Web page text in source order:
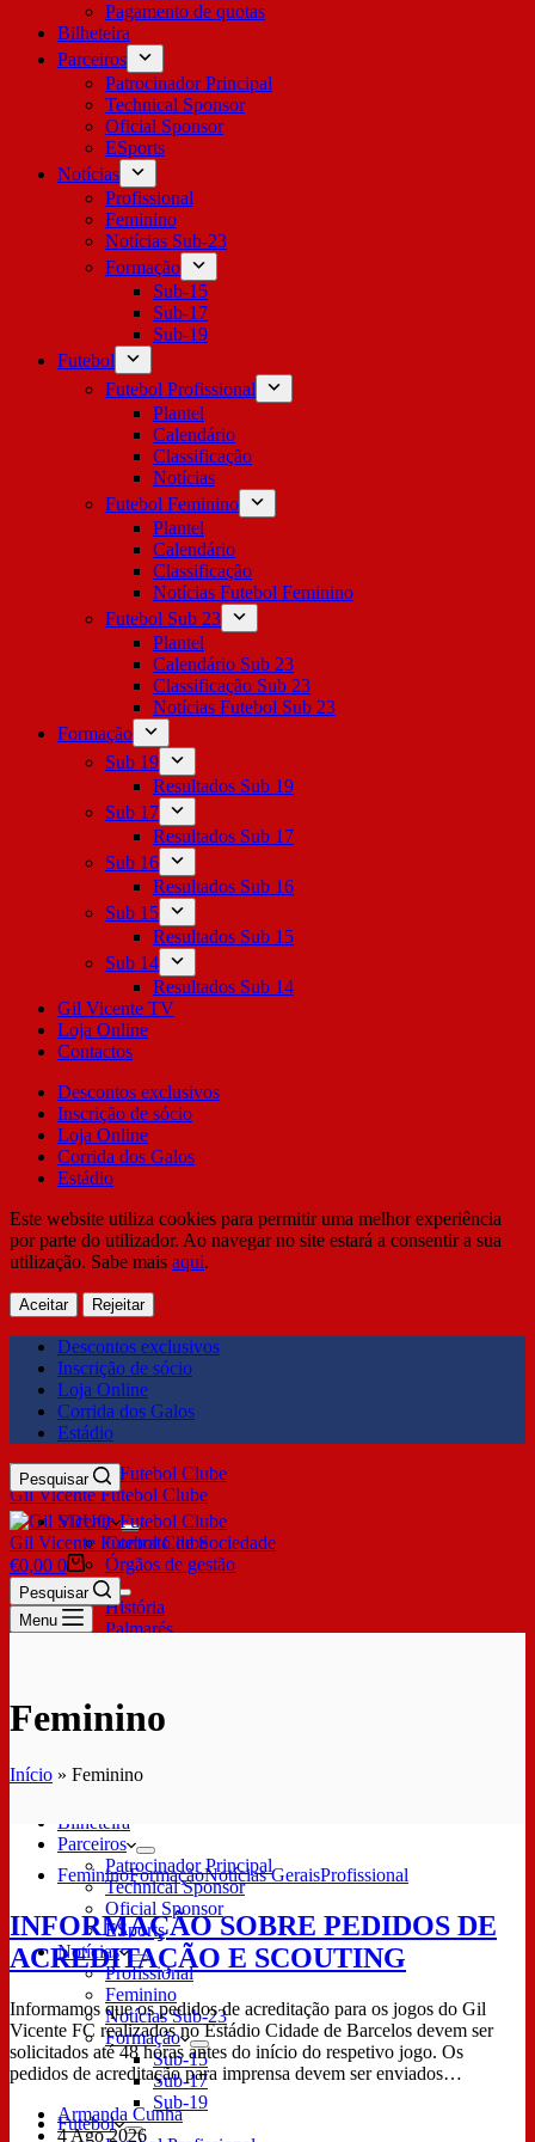
Pagamento de quotas
Bilheteira
Parceiros
Patrocinador Principal
Technical Sponsor
Oficial Sponsor
ESports
Notícias
Profissional
Feminino
Notícias Sub-23
Formação
Sub-15
Sub-17
Sub-19
Futebol
Futebol Profissional
Plantel
Calendário
Classificação
Notícias
Futebol Feminino
Plantel
Calendário
Classificação
Notícias Futebol Feminino
Futebol Sub 23
Plantel
Calendário Sub 23
Classificação Sub 23
Notícias Futebol Sub 23
Formação
Sub 19
Resultados Sub 19
Sub 17
Resultados Sub 17
Sub 16
Resultados Sub 16
Sub 15
Resultados Sub 15
Sub 14
Resultados Sub 14
Gil Vicente TV
Loja Online
Contactos
Descontos exclusivos
Inscrição de sócio
Loja Online
Corrida dos Galos
Estádio
Este website utiliza cookies para permitir uma melhor experiência
por parte do utilizador. Ao navegar no site estará a consentir a sua
utilização. Sabe mais aqui.
Aceitar Rejeitar
Descontos exclusivos
Inscrição de sócio
Loja Online
Corrida dos Galos
Estádio
Gil Vicente Futebol Clube
Pesquisar
SDUQ
Contrato de Sociedade
Órgãos de gestão
Clube
História
Palmarés
Sócios
Descontos Exclusivos
Inscrição de sócio
Bilheteira
Parceiros
Patrocinador Principal
Technical Sponsor
Oficial Sponsor
ESports
Notícias
Profissional
Feminino
Notícias Sub-23
Formação
Sub-15
Sub-17
Sub-19
Futebol
Gil Vicente Futebol Clube
€0,00 0
Pesquisar
Menu
Feminino
Início » Feminino
FemininoFormaçãoNotícias GeraisProfissional
INFORMAÇÃO SOBRE PEDIDOS DE
ACREDITAÇÃO E SCOUTING
Informamos que os pedidos de acreditação para os jogos do Gil
Vicente FC realizados no Estádio Cidade de Barcelos devem ser
solicitados até 48 horas antes do início do respetivo jogo. Os
pedidos de acreditação para imprensa devem ser enviados…
Armanda Cunha
4 Ago 2026